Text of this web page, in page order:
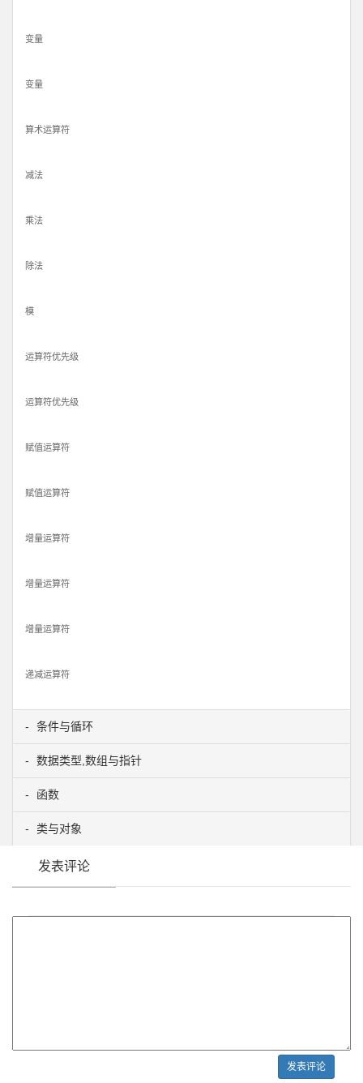
变量
变量
算术运算符
减法
乘法
除法
模
运算符优先级
运算符优先级
赋值运算符
赋值运算符
增量运算符
增量运算符
增量运算符
递减运算符
条件与循环
数据类型,数组与指针
函数
类与对象
发表评论
发表评论